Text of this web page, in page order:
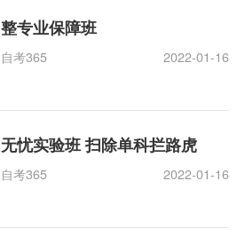
整专业保障班
自考365 2022-01-16
无忧实验班 扫除单科拦路虎
自考365 2022-01-16